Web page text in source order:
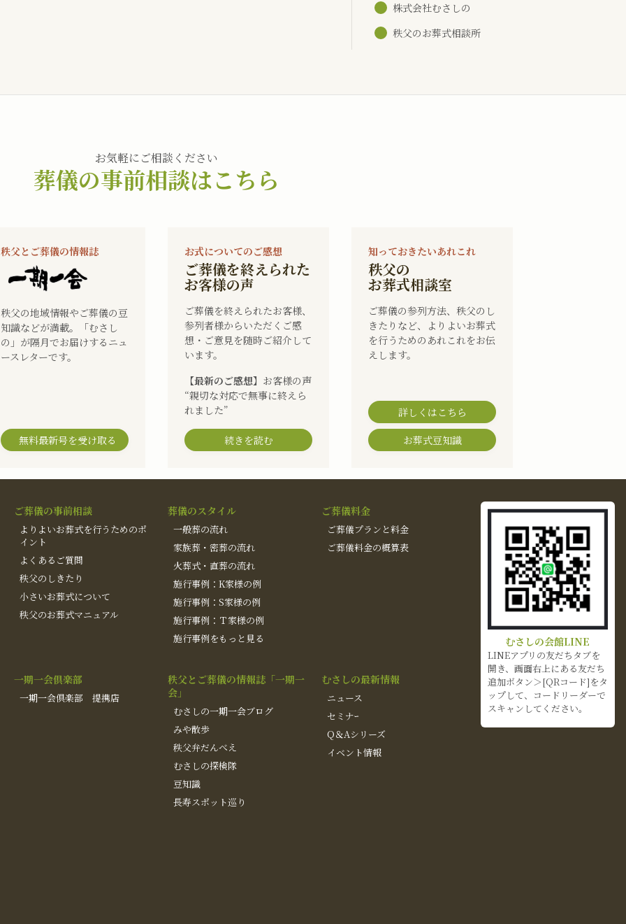
株式会社むさしの
秩父のお葬式相談所
お気軽にご相談ください
葬儀の事前相談はこちら
秩父とご葬儀の情報誌
秩父の地域情報やご葬儀の豆
知識などが満載。「むさし
の」が隔月でお届けするニュ
ースレターです。
無料最新号を受け取る
お式についてのご感想
ご葬儀を終えられた
お客様の声
ご葬儀を終えられたお客様、
参列者様からいただくご感
想・ご意見を随時ご紹介して
います。
【最新のご感想】 お客様の声
“親切な対応で無事に終えら
れました”
続きを読む
知っておきたいあれこれ
秩父の
お葬式相談室
ご葬儀の参列方法、秩父のし
きたりなど、よりよいお葬式
を行うためのあれこれをお伝
えします。
詳しくはこちら
お葬式豆知識
ご葬儀の事前相談
よりよいお葬式を行うためのポ
イント
よくあるご質問
秩父のしきたり
小さいお葬式について
秩父のお葬式マニュアル
葬儀のスタイル
一般葬の流れ
家族葬・密葬の流れ
火葬式・直葬の流れ
施行事例：K家様の例
施行事例：S家様の例
施行事例：Ｔ家様の例
施行事例をもっと見る
ご葬儀料金
ご葬儀プランと料金
ご葬儀料金の概算表
一期一会倶楽部
一期一会倶楽部 提携店
秩父とご葬儀の情報誌「一期一
会」
むさしの一期一会ブログ
みや散歩
秩父弁だんべえ
むさしの探検隊
豆知識
長寿スポット巡り
むさしの最新情報
ニュース
セミナｰ
Q＆Aシリーズ
イベント情報
むさしの会館LINE
LINEアプリの友だちタブを
開き、画面右上にある友だち
追加ボタン＞[QRコード]をタ
ップして、コードリーダーで
スキャンしてください。